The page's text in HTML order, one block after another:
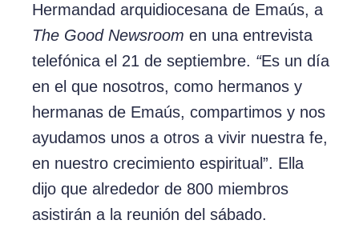
Hermandad arquidiocesana de Emaús, a
The Good Newsroom en una entrevista
telefónica el 21 de septiembre. “Es un día
en el que nosotros, como hermanos y
hermanas de Emaús, compartimos y nos
ayudamos unos a otros a vivir nuestra fe,
en nuestro crecimiento espiritual”. Ella
dijo que alrededor de 800 miembros
asistirán a la reunión del sábado.